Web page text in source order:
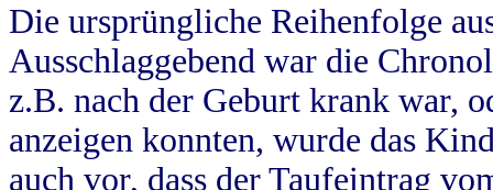
Die ursprüngliche Reihenfolge
Ausschlaggebend war die
z.B. nach der Geburt krank war,
anzeigen konnten, wurde das
auch vor, dass der Taufeintrag